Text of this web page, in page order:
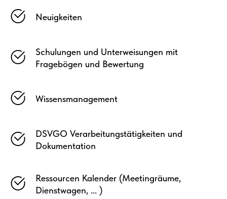
Neuigkeiten
Schulungen und Unterweisungen mit
Fragebögen und Bewertung
Wissensmanagement
DSVGO Verarbeitungstätigkeiten und
Dokumentation
Ressourcen Kalender (Meetingräume,
Dienstwagen, ... )